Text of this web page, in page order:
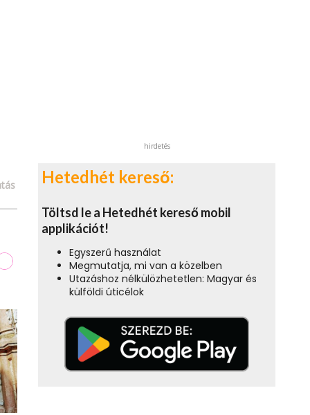
hirdetés
Hetedhét kereső:
Töltsd le a Hetedhét kereső mobil
applikációt!
Egyszerű használat
Megmutatja, mi van a közelben
Utazáshoz nélkülözhetetlen: Magyar és
külföldi úticélok